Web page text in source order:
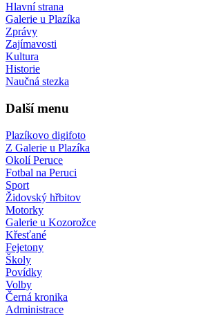
Hlavní strana
Galerie u Plazíka
Zprávy
Zajímavosti
Kultura
Historie
Naučná stezka
Další menu
Plazíkovo digifoto
Z Galerie u Plazíka
Okolí Peruce
Fotbal na Peruci
Sport
Židovský hřbitov
Motorky
Galerie u Kozorožce
Křesťané
Fejetony
Školy
Povídky
Volby
Černá kronika
Administrace